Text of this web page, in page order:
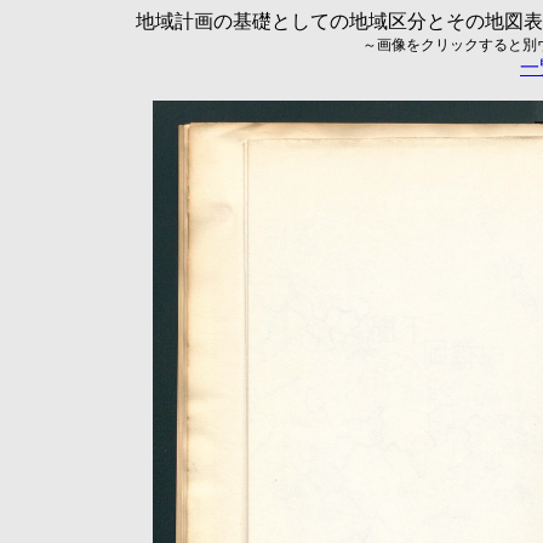
地域計画の基礎としての地域区分とその地
～画像をクリックすると
一